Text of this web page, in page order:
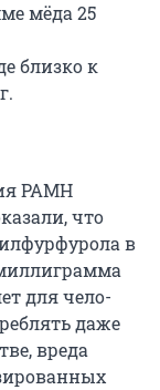
мёда 25
близко к
РАМН
что
в
для чело­
даже
вреда